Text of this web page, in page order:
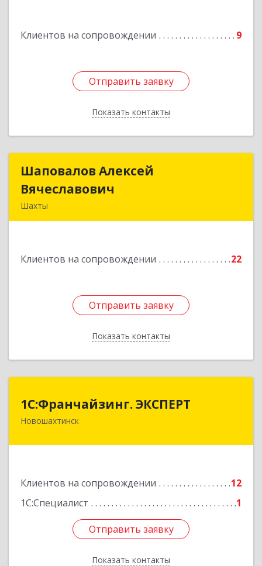
Клиентов на сопровождении 9
Отправить заявку
Показать контакты
Отправить заявку
Назад
Шаповалов Алексей
Вячеславович
Шахты
Клиентов на сопровождении 22
Отправить заявку
Показать контакты
Шаповалов Алексей
Отправить заявку
Назад
1С:Франчайзинг. ЭКСПЕРТ
Новошахтинск
Клиентов на сопровождении
12
1С:Специалист
1
Отправить заявку
Показать контакты
1С:Франчайзинг. ЭКСПЕРТ
346901, Ростовская обл, Новошахтинск г,
Отправить заявку
Назад